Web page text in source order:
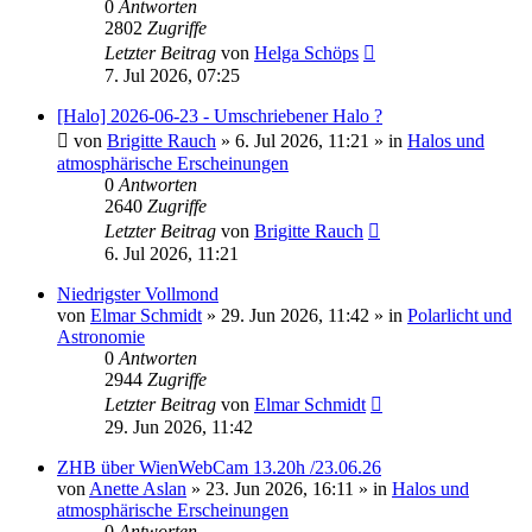
0 Antworten
2802 Zugriffe
Letzter Beitrag von Helga Schöps
7. Jul 2026, 07:25
[Halo] 2026-06-23 - Umschriebener Halo ?
von Brigitte Rauch » 6. Jul 2026, 11:21 » in Halos und
atmosphärische Erscheinungen
0 Antworten
2640 Zugriffe
Letzter Beitrag von Brigitte Rauch
6. Jul 2026, 11:21
Niedrigster Vollmond
von Elmar Schmidt » 29. Jun 2026, 11:42 » in Polarlicht und
Astronomie
0 Antworten
2944 Zugriffe
Letzter Beitrag von Elmar Schmidt
29. Jun 2026, 11:42
ZHB über WienWebCam 13.20h /23.06.26
von Anette Aslan » 23. Jun 2026, 16:11 » in Halos und
atmosphärische Erscheinungen